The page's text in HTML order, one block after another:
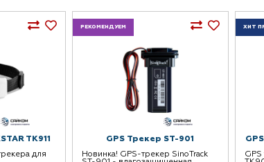
TK911
для
РЕКОМЕНДУЕМ
GPS Трекер ST-901
Новинка! GPS-трекер SinoTrack
ХИТ